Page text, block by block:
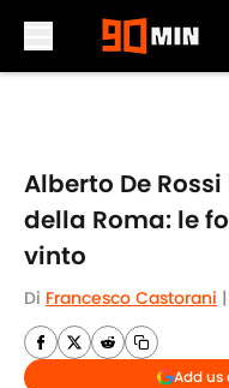
Alberto De
della Roma: le
vinto
Di Francesco Castorani |
Add us